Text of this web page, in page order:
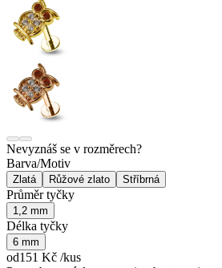
Nevyznáš se v rozměrech?
Barva/Motiv
Zlatá Růžové zlato Stříbrná
Průměr tyčky
1,2 mm
Délka tyčky
6 mm
od151 Kč /kus